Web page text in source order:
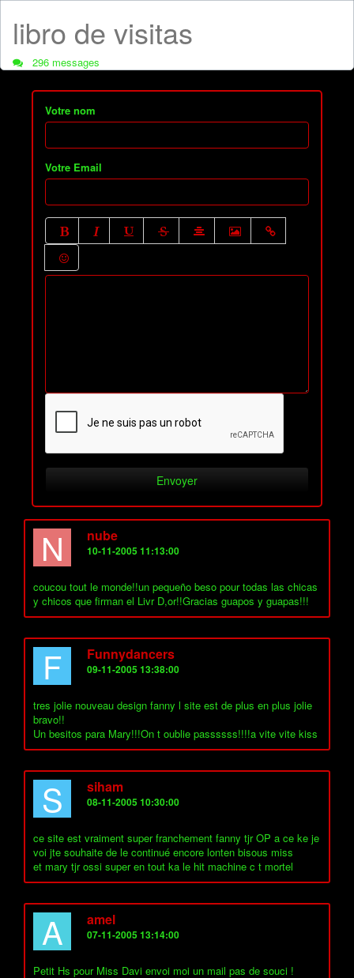
libro de visitas
296 messages
Votre nom
Votre Email
N nube
10-11-2005 11:13:00
coucou tout le monde!!un pequeño beso pour todas las chicas
y chicos que firman el Livr D,or!!Gracias guapos y guapas!!!
F Funnydancers
09-11-2005 13:38:00
tres jolie nouveau design fanny l site est de plus en plus jolie
bravo!!
Un besitos para Mary!!!On t oublie passssss!!!!a vite vite kiss
S siham
08-11-2005 10:30:00
ce site est vraiment super franchement fanny tjr OP a ce ke je
voi jte souhaite de le continué encore lonten bisous miss
et mary tjr ossi super en tout ka le hit machine c t mortel
A amel
07-11-2005 13:14:00
Petit Hs pour Miss Davi envoi moi un mail pas de souci !